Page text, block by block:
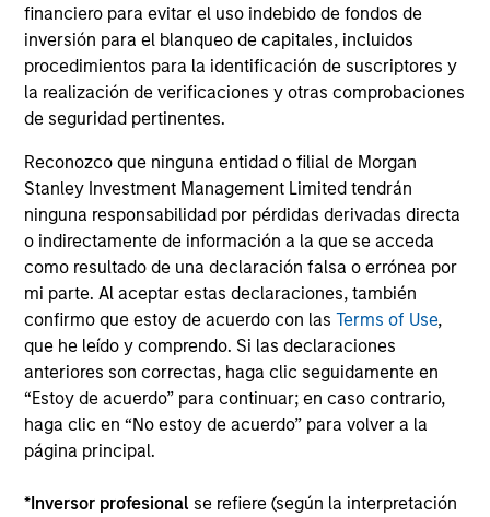
financiero para evitar el uso indebido de fondos de
inversión para el blanqueo de capitales, incluidos
procedimientos para la identificación de suscriptores y
la realización de verificaciones y otras comprobaciones
de seguridad pertinentes.
Reconozco que ninguna entidad o filial de Morgan
Stanley Investment Management Limited tendrán
ninguna responsabilidad por pérdidas derivadas directa
o indirectamente de información a la que se acceda
como resultado de una declaración falsa o errónea por
mi parte. Al aceptar estas declaraciones, también
confirmo que estoy de acuerdo con lasTerms of Use,
que he leído y comprendo. Si las declaraciones
anteriores son correctas, haga clic seguidamente en
“Estoy de acuerdo” para continuar; en caso contrario,
haga clic en “No estoy de acuerdo” para volver a la
página principal.
*Inversor profesional se refiere (según la interpretación
Nuestra plataforma de
renta variable
Nuestras soluciones especializadas se centran
en la rentabilidad a largo plazo y abarcan los
mercados mundiales.